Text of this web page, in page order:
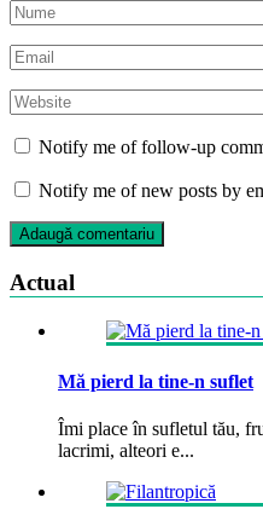
Notify me of follow-up
Notify me of new posts by
Actual
Mă pierd la tine-n suflet
Îmi place în sufletul tău,
lacrimi, alteori e...